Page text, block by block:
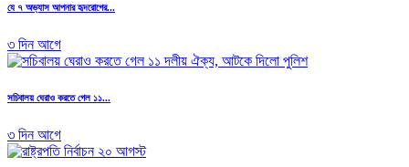
যে ৭ অভ্যাস আপনার হৃদরোগের...
৩ দিন আগে
সচিবালয় ঘেরাও করতে গেল ১১...
৩ দিন আগে